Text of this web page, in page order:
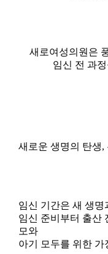
새로여성의원은
임신 전 과
새로운 생명의 탄생,
임신 기간은 새 생
임신 준비부터 출산
모와
아기 모두를 위한